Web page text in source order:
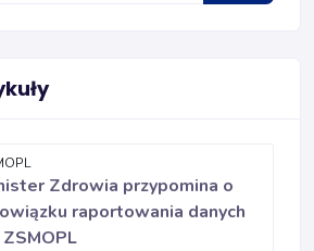
Zdrowia przypomina o
raportowania danych